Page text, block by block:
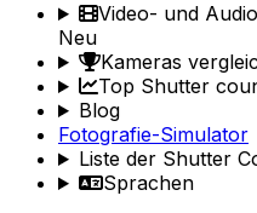
Video- und
Neu
Kameras
Top Shutter
Blog
Fotografie-Simulator
Liste der Shutter
Sprachen